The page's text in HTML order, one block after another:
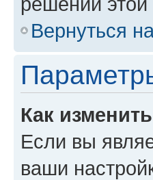
Вернуться
Как
Если вы
ваши